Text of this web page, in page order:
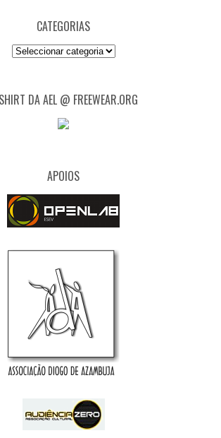
CATEGORIAS
Categorias
DA AEL @ FREEWEAR.ORG
APOIOS